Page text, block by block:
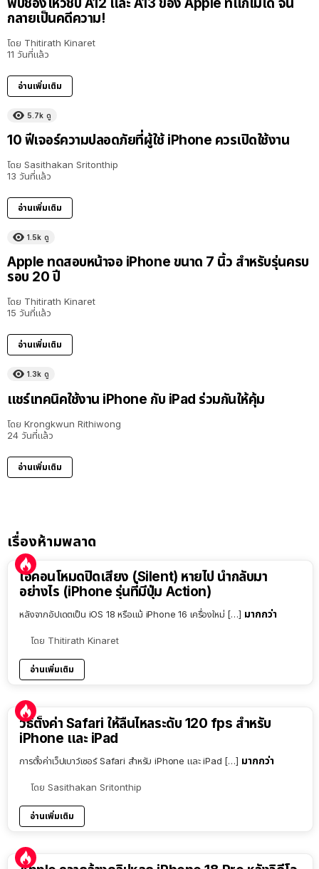
กลายเป็นคดีความ!
โดย Thitirath Kinaret
11 วันที่แล้ว
อ่านเพิ่มเติม
5.7k ดู
10 ฟีเจอร์ความปลอดภัยที่ผู้ใช้ iPhone ควรเปิดใช้งาน
โดย Sasithakan Sritonthip
13 วันที่แล้ว
อ่านเพิ่มเติม
1.5k ดู
Apple ทดสอบหน้าจอ iPhone ขนาด 7 นิ้ว สำหรับรุ่นครบ
รอบ 20 ปี
โดย Thitirath Kinaret
15 วันที่แล้ว
อ่านเพิ่มเติม
1.3k ดู
แชร์เทคนิคใช้งาน iPhone กับ iPad ร่วมกันให้คุ้ม
โดย Krongkwun Rithiwong
24 วันที่แล้ว
อ่านเพิ่มเติม
เรื่องห้ามพลาด
ไอคอนโหมดปิดเสียง (Silent) หายไป นำกลับมา
อย่างไร (iPhone รุ่นที่มีปุ่ม Action)
หลังจากอัปเดตเป็น iOS 18 หรือแม้ iPhone 16 เครื่องใหม่ […] มากกว่า
โดย Thitirath Kinaret
อ่านเพิ่มเติม
วิธีตั้งค่า Safari ให้ลื่นไหลระดับ 120 fps สำหรับ
iPhone และ iPad
การตั้งค่าเว็ปเบาว์เซอร์ Safari สำหรับ iPhone และ iPad […] มากกว่า
โดย Sasithakan Sritonthip
อ่านเพิ่มเติม